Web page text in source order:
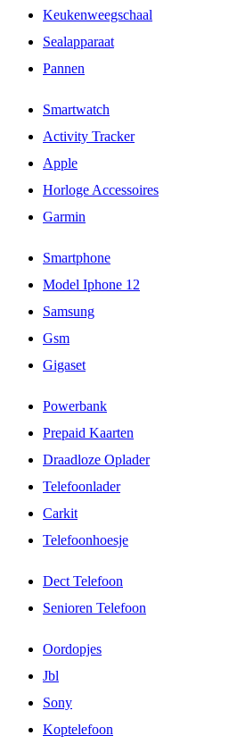
Keukenweegschaal
Sealapparaat
Pannen
Smartwatch
Activity Tracker
Apple
Horloge Accessoires
Garmin
Smartphone
Model Iphone 12
Samsung
Gsm
Gigaset
Powerbank
Prepaid Kaarten
Draadloze Oplader
Telefoonlader
Carkit
Telefoonhoesje
Dect Telefoon
Senioren Telefoon
Oordopjes
Jbl
Sony
Koptelefoon